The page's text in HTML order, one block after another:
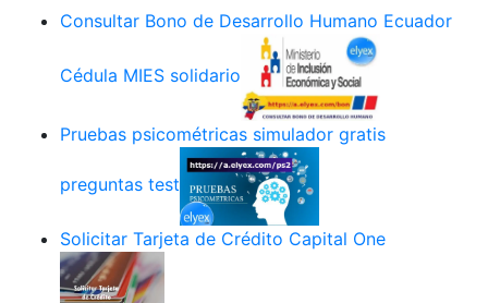
Consultar Bono de Desarrollo Humano Ecuador
Cédula MIES solidario
Pruebas psicométricas simulador gratis
preguntas test
Solicitar Tarjeta de Crédito Capital One